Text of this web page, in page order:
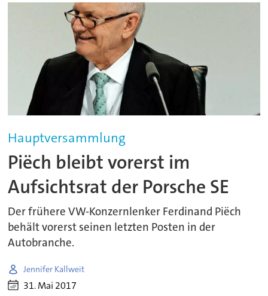
Hauptversammlung
Piëch bleibt vorerst im
Aufsichtsrat der Porsche SE
Der frühere VW-Konzernlenker Ferdinand Piëch
behält vorerst seinen letzten Posten in der
Autobranche.
Jennifer Kallweit
31. Mai 2017